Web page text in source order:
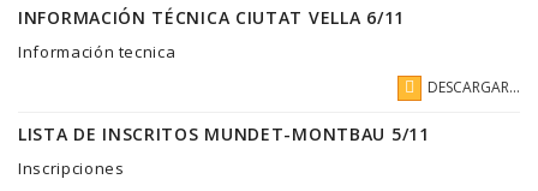
INFORMACIÓN TÉCNICA CIUTAT VELLA 6/11
Información tecnica
DESCARGAR...
LISTA DE INSCRITOS MUNDET-MONTBAU 5/11
Inscripciones